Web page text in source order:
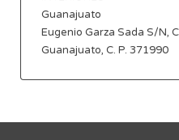
Guanajuato
Eugenio Garza Sada S/N,
Guanajuato, C. P. 371990